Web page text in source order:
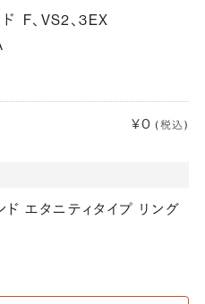
F、VS2、3EX
¥0 (税込)
エタニティタイプ リング